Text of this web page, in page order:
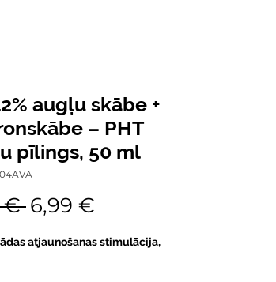
augļu skābe +
– PHT
pīlings, 50 ml
€ Parastā
6,99 €
atjaunošanas stimulācija,